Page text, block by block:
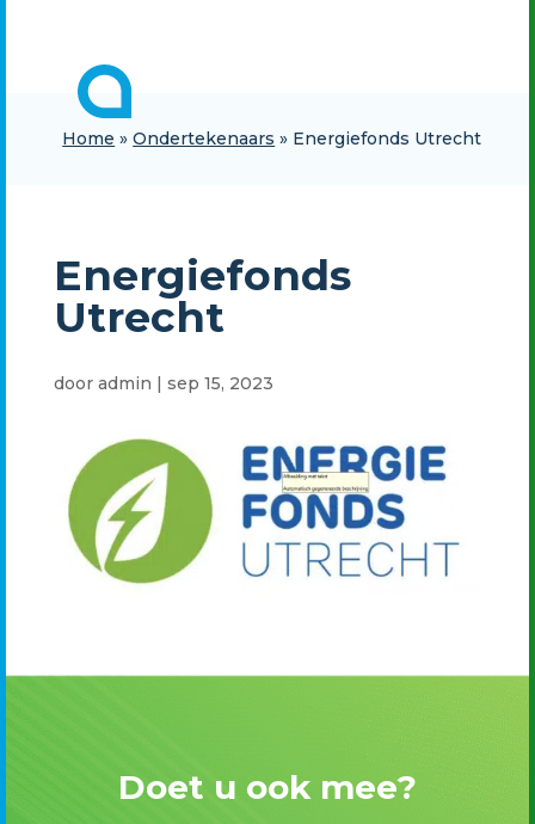
Home »Ondertekenaars » Energiefonds Utrecht
Energiefonds
Utrecht
door admin | sep 15, 2023
Doet u ook mee?